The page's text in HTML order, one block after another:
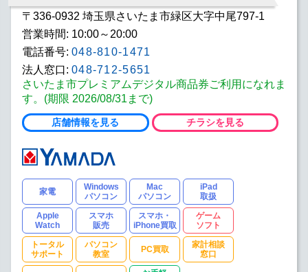
〒336-0932 埼玉県さいたま市緑区大字中尾797-1
営業時間: 10:00～20:00
電話番号: 048-810-1471
法人窓口: 048-712-5651
さいたま市プレミアムデジタル商品券ご利用になれま
す。(期限 2026/08/31まで)
店舗情報を見る チラシを見る
家電
Windows
パソコン
Mac
パソコン
iPad
取扱
Apple
Watch
スマホ
販売
スマホ・
iPhone買取
ゲーム
ソフト
トータル
サポート
パソコン
教室
PC買取
家計相談
窓口